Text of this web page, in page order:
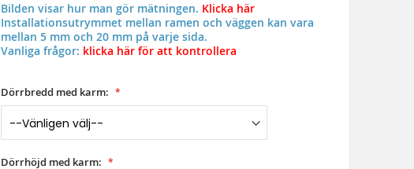
Bilden visar hur man gör mätningen. Klicka här
Installationsutrymmet mellan ramen och väggen kan vara
mellan 5 mm och 20 mm på varje sida.
Vanliga frågor: klicka här för att kontrollera
Dörrbredd med karm:
Dörrhöjd med karm: